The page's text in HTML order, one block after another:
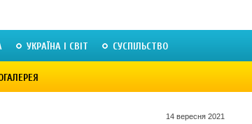
УКРАЇНА І СВІТ СУСПІЛЬСТВО
14 вересня 2021